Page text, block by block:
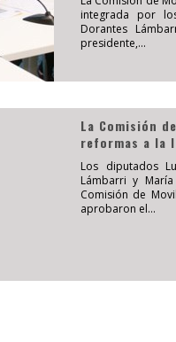
integrada por
Dorantes
presidente,...
La Comisión
reformas a la
Los diputados
Lámbarri y
Comisión de
aprobaron el...